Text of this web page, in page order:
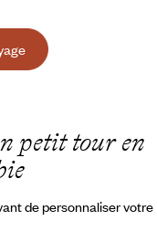
petit tour en
de personnaliser votre